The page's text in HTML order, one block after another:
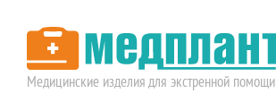
Медицинские изделиядля экстренной помощи